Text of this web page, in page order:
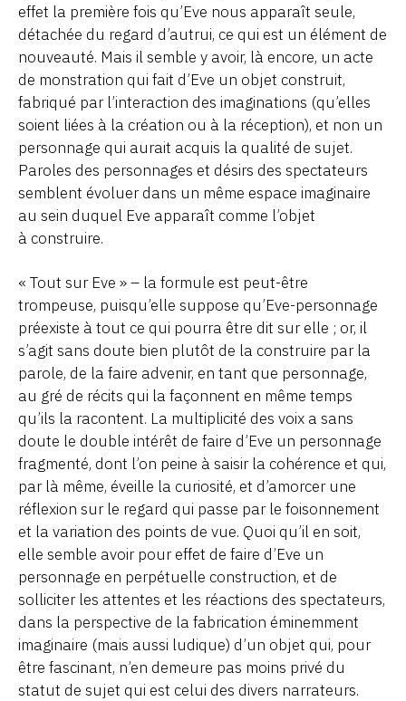
effet la première fois qu’Eve nous apparaît seule,
détachée du regard d’autrui, ce qui est un élément de
nouveauté. Mais il semble y avoir, là encore, un acte
de monstration qui fait d’Eve un objet construit,
fabriqué par l’interaction des imaginations (qu’elles
soient liées à la création ou à la réception), et non un
personnage qui aurait acquis la qualité de sujet.
Paroles des personnages et désirs des spectateurs
semblent évoluer dans un même espace imaginaire
au sein duquel Eve apparaît comme l’objet
à construire.
« Tout sur Eve » – la formule est peut-être
trompeuse, puisqu’elle suppose qu’Eve-personnage
préexiste à tout ce qui pourra être dit sur elle ; or, il
s’agit sans doute bien plutôt de la construire par la
parole, de la faire advenir, en tant que personnage,
au gré de récits qui la façonnent en même temps
qu’ils la racontent. La multiplicité des voix a sans
doute le double intérêt de faire d’Eve un personnage
fragmenté, dont l’on peine à saisir la cohérence et qui,
par là même, éveille la curiosité, et d’amorcer une
réflexion sur le regard qui passe par le foisonnement
et la variation des points de vue. Quoi qu’il en soit,
elle semble avoir pour effet de faire d’Eve un
personnage en perpétuelle construction, et de
solliciter les attentes et les réactions des spectateurs,
dans la perspective de la fabrication éminemment
imaginaire (mais aussi ludique) d’un objet qui, pour
être fascinant, n’en demeure pas moins privé du
statut de sujet qui est celui des divers narrateurs.